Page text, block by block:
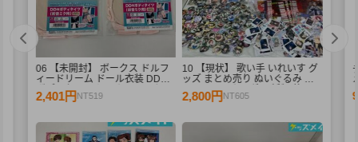
06 【未開封】 ボークス ドルフ
ィードリーム ドール衣装 DD用
ボディタイツ セミホワイトカラ
ー 初音ミク 2点 A /ドール
2,401円 NT519
10 【現状】 歌い手 いれいす グ
ッズ まとめ売り ぬいぐるみ バ
ッジ・キーホルダー 紙類 他
2,800円 NT605